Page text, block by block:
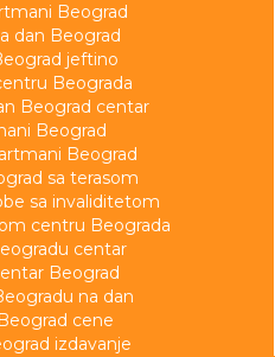
Beograd
dan Beograd
jeftino
Beograda
Beograd centar
Beograd
Beograd
sa terasom
sa invaliditetom
centru Beograda
centar
Beograd
na dan
cene
izdavanje